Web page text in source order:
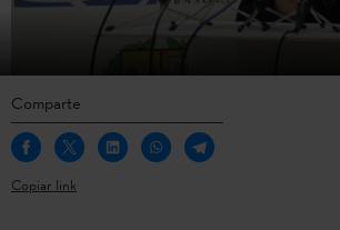
Comparte
Copiar link